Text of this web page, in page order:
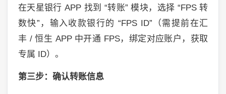
在天星银行 APP 找到 “转账”模块，选择 “FPS转
数快” ，输入收款银行的 “FPS ID” （需提前在汇
丰 /恒生 APP 中开通 FPS，绑定对应账户，获取
专属 ID）。
第三步：确认转账信息